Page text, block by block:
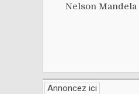
Nelson Mandela
Annoncez ici